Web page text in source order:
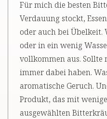
Für mich die besten
Verdauung stockt,
oder auch bei Übelkeit.
oder in ein wenig
vollkommen aus. Sollte
immer dabei haben.
aromatische Geruch.
Produkt, das mit
ausgewählten